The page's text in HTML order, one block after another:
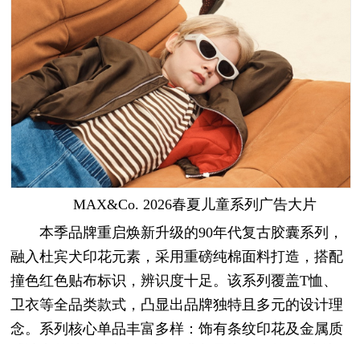
MAX&Co. 2026春夏儿童系列广告大片
本季品牌重启焕新升级的90年代复古胶囊系列，
融入杜宾犬印花元素，采用重磅纯棉面料打造，搭配
撞色红色贴布标识，辨识度十足。该系列覆盖T恤、
卫衣等全品类款式，凸显出品牌独特且多元的设计理
念。系列核心单品丰富多样：饰有条纹印花及金属质